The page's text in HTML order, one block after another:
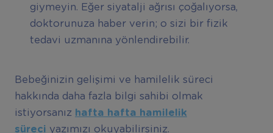
giymeyin. Eğer siyatalji ağrısı çoğalıyorsa,
doktorunuza haber verin; o sizi bir fizik
tedavi uzmanına yönlendirebilir.
Bebeğinizin gelişimi ve hamilelik süreci
hakkında daha fazla bilgi sahibi olmak
istiyorsanız hafta hafta hamilelik
süreci yazımızı okuyabilirsiniz.